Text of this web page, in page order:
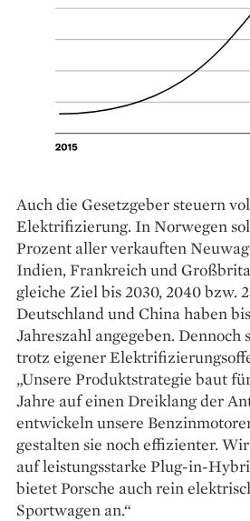
Auch die Gesetzgeber steuern
Elektrifizierung. In Norwegen
Prozent aller verkauften
Indien, Frankreich und
gleiche Ziel bis 2030, 2040 bzw.
Deutschland und China haben
Jahreszahl angegeben.
trotz eigener
„Unsere Produktstrategie baut
Jahre auf einen Dreiklang der
entwickeln unsere
gestalten sie noch effizienter.
auf leistungsstarke Plug-in-
bietet Porsche auch rein
Sportwagen an.“